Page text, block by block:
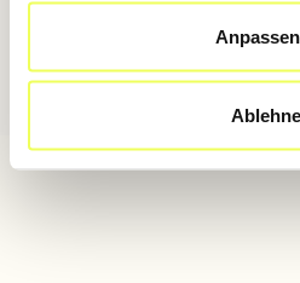
Anpassen
JETZT TICKET